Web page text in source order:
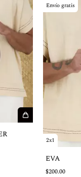
2x1
Envío gratis
EVA
$200.00